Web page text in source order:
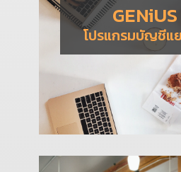
โปรแกรมบัญชีแ